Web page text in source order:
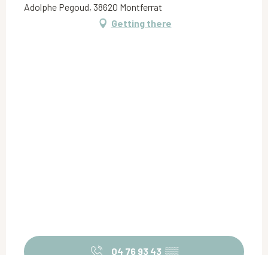
Adolphe Pegoud, 38620 Montferrat
Getting there
04 76 93 43 ▒▒